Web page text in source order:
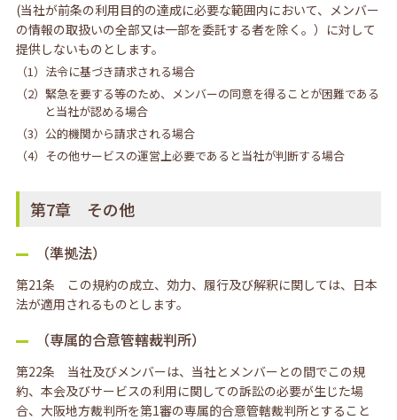
(当社が前条の利用目的の達成に必要な範囲内において、メンバー
の情報の取扱いの全部又は一部を委託する者を除く。）に対して
提供しないものとします。
（1）法令に基づき請求される場合
（2）緊急を要する等のため、メンバーの同意を得ることが困難である
と当社が認める場合
（3）公的機関から請求される場合
（4）その他サービスの運営上必要であると当社が判断する場合
第7章 その他
（準拠法）
第21条 この規約の成立、効力、履行及び解釈に関しては、日本
法が適用されるものとします。
（専属的合意管轄裁判所）
第22条 当社及びメンバーは、当社とメンバーとの間でこの規
約、本会及びサービスの利用に関しての訴訟の必要が生じた場
合、大阪地方裁判所を第1審の専属的合意管轄裁判所とすること